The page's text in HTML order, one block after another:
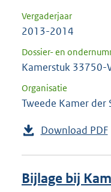
Vergaderjaar
2013-2014
Dossier- en
Kamerstuk 33750-
Organisatie
Tweede Kamer der
Download PDF
Bijlage bij